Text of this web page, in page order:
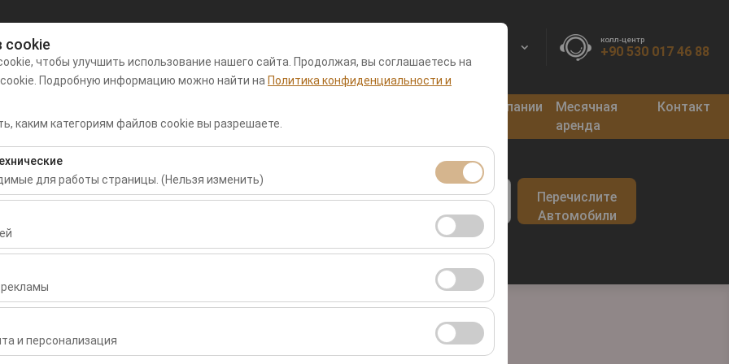
cookie
чтобы улучшить использование нашего сайта. Продолжая, вы соглашаетесь на
Подробную информацию можно найти на Политика конфиденциальности и
каким категориям файлов cookie вы разрешаете.
для работы страницы. (Нельзя изменить)
для корректной работы сайта, безопасности, управления сеансами и
отключить.
нам анализировать, как используется наш сайт (количество посетителей,
поведение пользователей). Эти данные используются для оценки
и постоянного улучшения пользовательского опыта.
показывать вам персонализированную рекламу в соответствии с вашими
эффективность наших рекламных кампаний (показы, коэффициент
и персонализация
колл-центр
+90 530 017 46 88
автомобили
Кампании
Месячная
аренда
Контакт
Дата и время пуска
09:00 09:00
Перечислите
Автомобили
| Фетхие и Даламан